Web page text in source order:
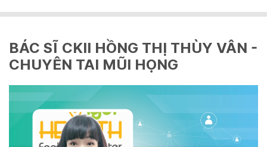
Health check up for driving liciense (Expat)
2,834,000 VND
Vietnam work permit health check for
1,800,000 VND
Gói Khám Sức Khỏe Chuyên Sâu (Nam) /
Advanced Checkup Package (for Male)
2,800,000 VND
2,020,000 VND
Nội soi dạ dày + CLO test (không tiền mê) /
Gastroscopy + CLO test (No anesthesia)
Nội soi dạ dày + CLO test (có tiền mê) /
năng thận; Tầm soát Gout; Sàng lọc viêm gan siêu
gan siêu vi C; Tổng phân tích nước tiểu
** The package includes: Complete blood count;
Fasting blood sugar; Lipid profile (Total
Liver enzyme; Kidney function; Acid Uric; Hepatitis
B surface Antigen; Hepatitis B surface antibody;
Anti Hepatitis C Virus; Urinalysis
2,300,000 VND/ gói
Tổng phân tích nước tiểu / General urine
test analysis
120,000 VND
Soi phân tìm ký sinh trùng / Tools test for
parasites
Cạo vôi răng độ 2
310,000 VND
Cạo vôi răng độ 3
360,000 VND
Xét nghiệm nhanh Covid 19 (Mẫu gộp 2) /
Quick Covid 19 test (Combined 2 samples)
2,490,000 VND
Xét nghiệm nhanh Covid 19 (Mẫu gộp 3) /
Quick Covid 19 test (Combined 3 samples)
4,600,000 VND
Khám tại nhà buổi tối thứ 2 đến thứ 7
Khám tại nhà Chủ Nhật
7,000,000 VND
BÁC SĨ CKII HỒNG THỊ THÙY VÂN -
CHUYÊN TAI MŨI HỌNG